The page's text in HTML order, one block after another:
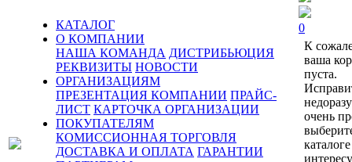
КАТАЛОГ
О КОМПАНИИ
НАША КОМАНДА ДИСТРИБЬЮЦИЯ
РЕКВИЗИТЫ НОВОСТИ
ОРГАНИЗАЦИЯМ
ПРЕЗЕНТАЦИЯ КОМПАНИИ ПРАЙС-
ЛИСТ КАРТОЧКА ОРГАНИЗАЦИИ
ПОКУПАТЕЛЯМ
КОМИССИОННАЯ ТОРГОВЛЯ
ДОСТАВКА И ОПЛАТА ГАРАНТИИ
0
К
ваша
пуста.
очень
каталоге